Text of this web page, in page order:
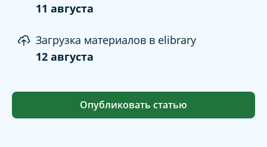
11 августа
Загрузка материалов в elibrary
12 августа
Опубликовать статью